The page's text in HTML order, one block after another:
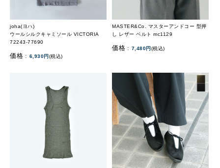
joha(ヨハ)
ウールシルクキャミソール VICTORIA
72243-77690
価格 : 6,930円(税込)
MASTER&Co. マスターアンドコー 型押
し レザー ベルト mc1129
価格 : 7,480円(税込)